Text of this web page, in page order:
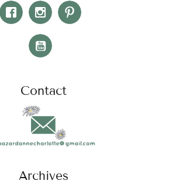
Contact
Archives